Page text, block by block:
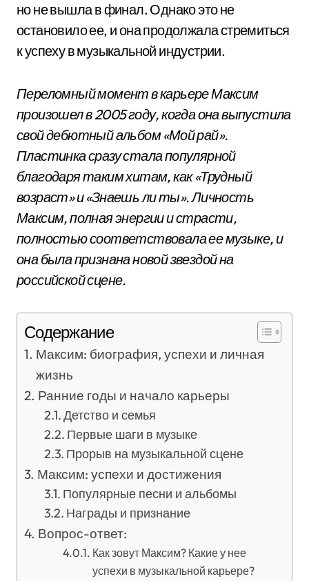
но не вышла в финал. Однако это не
остановило ее, и она продолжала стремиться
к успеху в музыкальной индустрии.
Переломный момент в карьере Максим
произошел в 2005 году, когда она выпустила
свой дебютный альбом «Мой рай».
Пластинка сразу стала популярной
благодаря таким хитам, как «Трудный
возраст» и «Знаешь ли ты». Личность
Максим, полная энергии и страсти,
полностью соответствовала ее музыке, и
она была признана новой звездой на
российской сцене.
Содержание
Максим: биография, успехи и личная
жизнь
Ранние годы и начало карьеры
Детство и семья
Первые шаги в музыке
Прорыв на музыкальной сцене
Максим: успехи и достижения
Популярные песни и альбомы
Награды и признание
Вопрос-ответ:
Как зовут Максим? Какие у нее
успехи в музыкальной карьере?